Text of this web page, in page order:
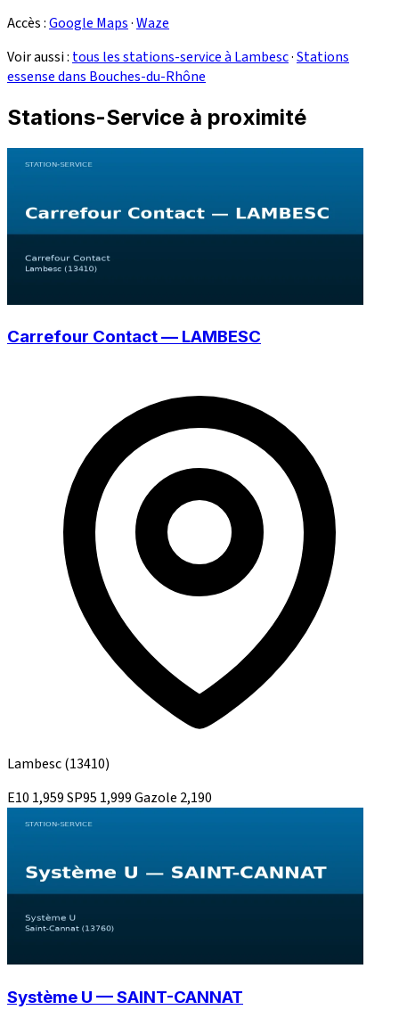
Accès :Google Maps·Waze
Voir aussi : tous les stations-service à Lambesc·Stations
essense dans Bouches-du-Rhône
Stations-Service à proximité
Carrefour Contact — LAMBESC
Lambesc(13410)
E10 1,959SP95 1,999Gazole 2,190
Système U — SAINT-CANNAT